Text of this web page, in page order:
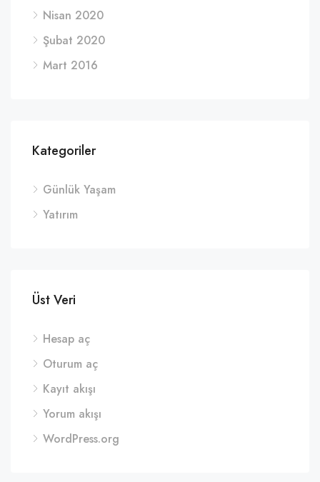
Nisan 2020
Şubat 2020
Mart 2016
Kategoriler
Günlük Yaşam
Yatırım
Üst Veri
Hesap aç
Oturum aç
Kayıt akışı
Yorum akışı
WordPress.org